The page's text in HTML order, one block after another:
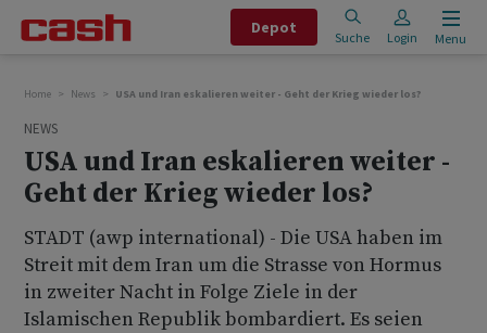
Depot
Suche Login Menu
Home News USA und Iran eskalieren weiter - Geht der Krieg wieder los?
NEWS
USA und Iran eskalieren weiter -
Geht der Krieg wieder los?
STADT (awp international) - Die USA haben im
Streit mit dem Iran um die Strasse von Hormus
in zweiter Nacht in Folge Ziele in der
Islamischen Republik bombardiert. Es seien